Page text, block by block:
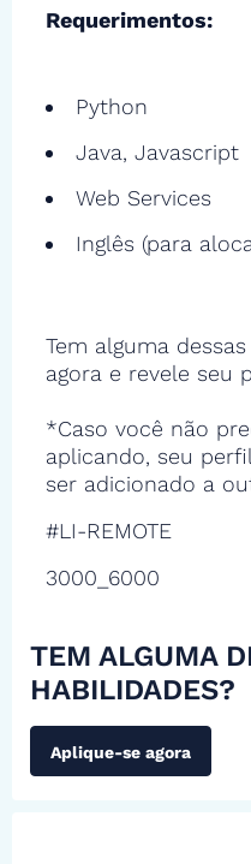
Requerimentos:
Python
Java, Javascript
Web Services
Inglês (para
Tem alguma
agora e revele seu
*Caso você não
aplicando, seu
ser adicionado a
#LI-REMOTE
3000_6000
TEM ALGUMA
HABILIDADES?
Aplique-se agora